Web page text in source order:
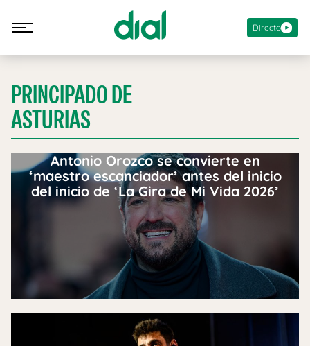
Directo
PRINCIPADO DE
ASTURIAS
Antonio Orozco se convierte en
‘maestro escanciador’ antes del inicio
del inicio de ‘La Gira de Mi Vida 2026’